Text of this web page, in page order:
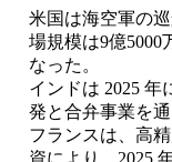
米国は海空軍の
場規模は9億5000
なった。
インドは 2025 年
発と合弁事業を
フランスは、高
資により、2025